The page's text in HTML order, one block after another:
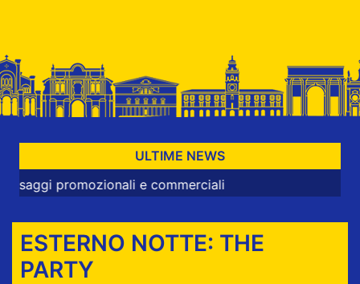
ULTIME NEWS
e commerciali
ESTERNO NOTTE: THE
PARTY